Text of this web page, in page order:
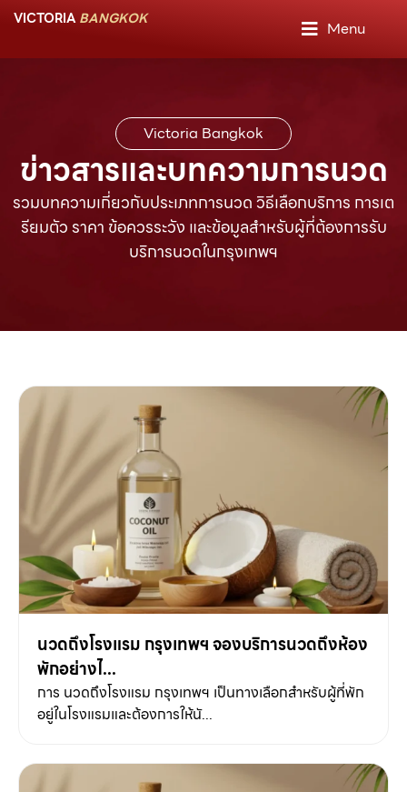
VICTORIABANGKOK Menu
หน้าแรก
เกี่ยวกับเรา
ติดต่อเรา
+66 93 093 4663
The Victoria’s Outcall Massage
บริการนวดนอกสถานที่โดยนักบำบัดมืออาชีพ ส่งตรงถึง
บ้าน คอนโด และโรงแรมในกรุงเทพฯ
Victoria Bangkok
ข่าวสารและบทความการนวด
รวมบทความเกี่ยวกับประเภทการนวด วิธีเลือกบริการ การเต
รียมตัว ราคา ข้อควรระวัง และข้อมูลสำหรับผู้ที่ต้องการรับ
บริการนวดในกรุงเทพฯ
นวดถึงโรงแรม กรุงเทพฯ จองบริการนวดถึงห้อง
พักอย่างไ...
การ นวดถึงโรงแรม กรุงเทพฯ เป็นทางเลือกสำหรับผู้ที่พัก
อยู่ในโรงแรมและต้องการให้นั...